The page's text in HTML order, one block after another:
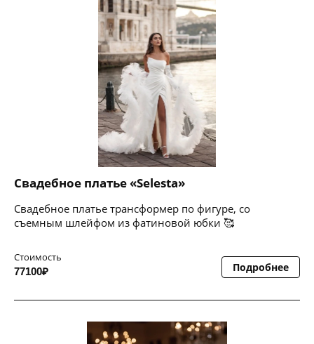
Свадебное платье «Selesta»
Свадебное платье трансформер по фигуре, со
съемным шлейфом из фатиновой юбки 🥰
Стоимость
77100₽ Подробнее